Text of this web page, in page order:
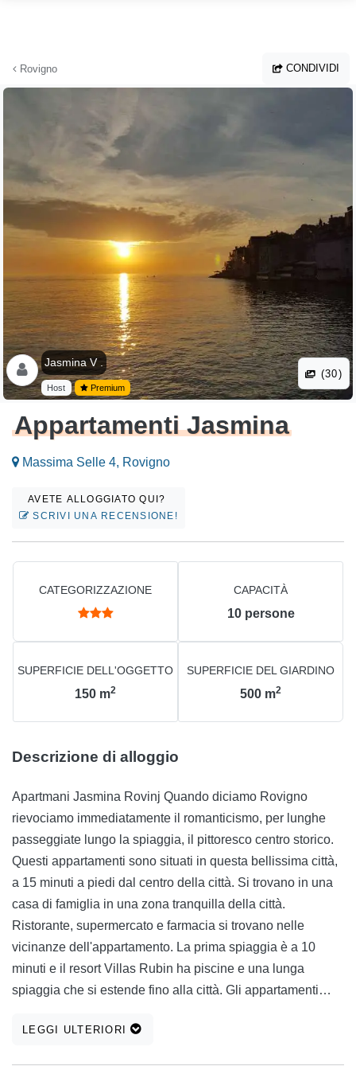
Rovigno CONDIVIDI
Jasmina V .
Host Premium
(30)
Appartamenti Jasmina
Massima Selle 4, Rovigno
AVETE ALLOGGIATO QUI?
SCRIVI UNA RECENSIONE!
CATEGORIZZAZIONE CAPACITÀ
10 persone
SUPERFICIE DELL'OGGETTO
150 m2
SUPERFICIE DEL GIARDINO
500 m2
Descrizione di alloggio
Apartmani Jasmina Rovinj Quando diciamo Rovigno
rievociamo immediatamente il romanticismo, per lunghe
passeggiate lungo la spiaggia, il pittoresco centro storico.
Questi appartamenti sono situati in questa bellissima città,
a 15 minuti a piedi dal centro della città. Si trovano in una
casa di famiglia in una zona tranquilla della città.
Ristorante, supermercato e farmacia si trovano nelle
vicinanze dell'appartamento. La prima spiaggia è a 10
minuti e il resort Villas Rubin ha piscine e una lunga
spiaggia che si estende fino alla città. Gli appartamenti
trascorrere le loro vacanze in un ambiente tranquillo e
LEGGI ULTERIORI